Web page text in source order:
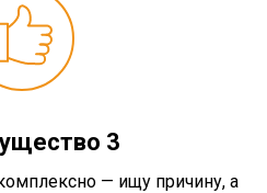
3
— ищу причину, а